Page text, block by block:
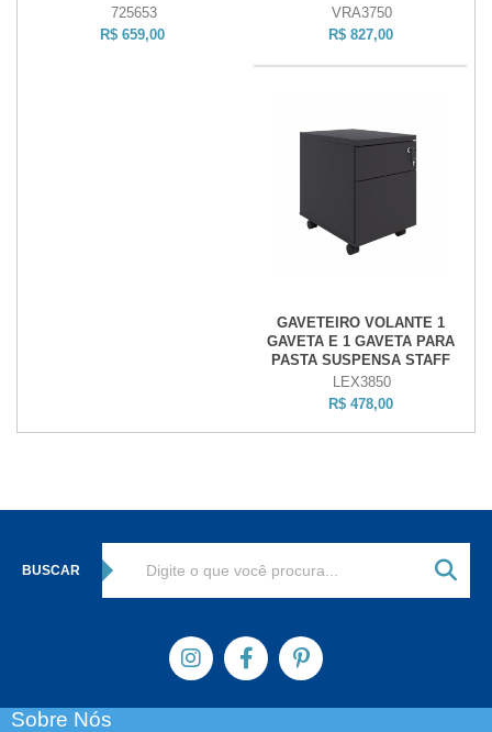
725653
R$ 659,00
VRA3750
R$ 827,00
GAVETEIRO VOLANTE 1
GAVETA E 1 GAVETA PARA
PASTA SUSPENSA STAFF
LEX3850
R$ 478,00
BUSCAR
Sobre Nós